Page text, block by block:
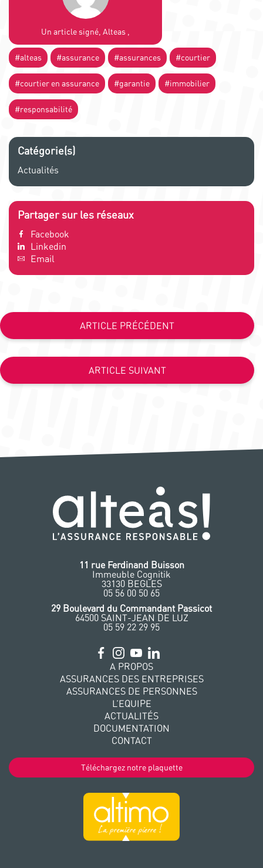
Un article signé, Alteas ,
#alteas #assurance #assurances #courtier
#courtier en assurance #garantie #immobilier
#responsabilité
Catégorie(s)
Actualités
Partager sur les réseaux
Facebook
Linkedin
Email
ARTICLE PRÉCÉDENT
ARTICLE SUIVANT
11 rue Ferdinand Buisson
Immeuble Cognitik
33130 BEGLES
‭05 56 00 50 65
‭29 Boulevard du Commandant Passicot
64500 SAINT-JEAN DE LUZ
05 59 22 29 95
A PROPOS
ASSURANCES DES ENTREPRISES
ASSURANCES DE PERSONNES
L’EQUIPE
ACTUALITÉS
DOCUMENTATION
CONTACT
Téléchargez notre plaquette